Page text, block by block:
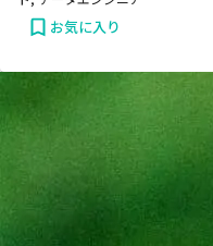
お気に入り